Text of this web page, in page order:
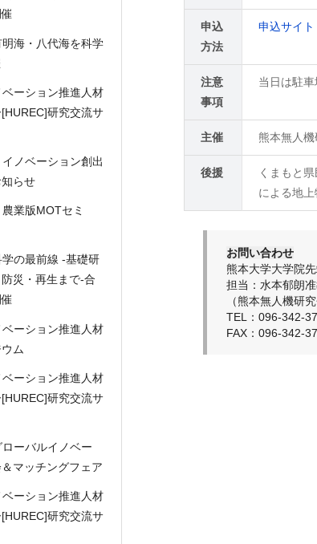
申込
方法
申込サイト
注意
事項
当日は駐
主催 熊本無人
後援
くまもと
による地上
お問い合わせ
熊本大学大学院
担当：水本郁朗
（熊本無人機研
TEL：096-342-
FAX：096-342-
海・八代海を科学
ーション推進人材
研究交流サ
ノベーション創出
らせ
業版MOTセミ
の最前線 -基礎研
災・再生まで-合
ーション推進人材
ム
ーション推進人材
研究交流サ
ーバルイノベー
マッチングフェア
ーション推進人材
研究交流サ